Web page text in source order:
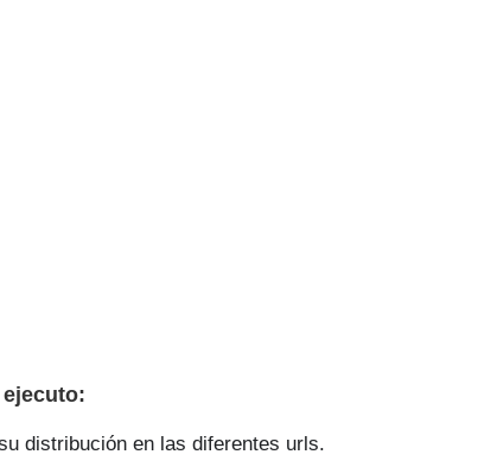
distribución en las diferentes urls.